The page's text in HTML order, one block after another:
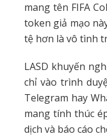
mang tên FIFA
token giả mạo
tệ hơn là vô tình
LASD khuyến
chỉ vào trình
Telegram hay
mang tính thúc
dịch và báo cáo